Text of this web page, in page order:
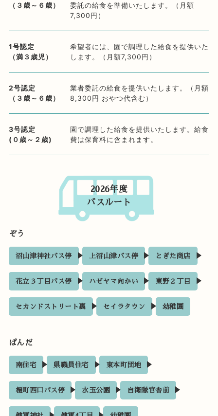
（３歳～６歳）
委託の給食を準備いたします。（月額
7,300円）
1号認定
（満３歳児）
希望者には、園で調理した給食を提供いた
します。（月額7,300円）
2号認定
（３歳～６歳）
業者委託の給食を提供いたします。（月額
8,300円 おやつ代含む）
3号認定
(０歳～２歳)
園で調理した給食を提供いたします。給食
費は保育料に含まれます。
2026年度
バスルート
ぞう
沼山津神社バス停 上沼山津バス停 とぎた商店
花立３丁目バス停 ハゼヤマ向かい 東野２丁目
セカンドストリート裏 セイラタウン 幼稚園
ぱんだ
南住宅 県職員住宅 東本町団地
榎町西口バス停 水玉公園 自衛隊官舎前